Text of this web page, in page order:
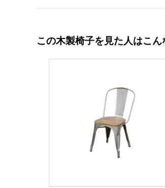
この木製椅子を見た人はこん